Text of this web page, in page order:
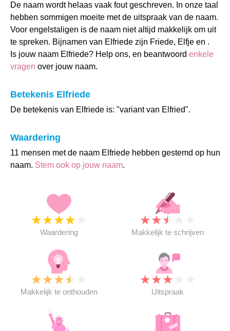
De naam wordt helaas vaak fout geschreven. In onze taal
hebben sommigen moeite met de uitspraak van de naam.
Voor engelstaligen is de naam niet altijd makkelijk om uit
te spreken. Bijnamen van Elfriede zijn Friede, Elfje en .
Is jouw naam Elfriede? Help ons, en beantwoord enkele
vragen over jouw naam.
Betekenis Elfriede
De betekenis van Elfriede is: "variant van Elfried".
Waardering
11 mensen met de naam Elfriede hebben gestemd op hun
naam. Stem ook op jouw naam.
★★★★
Waardering
★★★
Makkelijk te schrijven
★★★★
Makkelijk te onthouden
★★★
Uitspraak